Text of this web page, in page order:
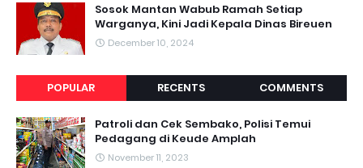
Sosok Mantan Wabub Ramah Setiap
Warganya, Kini Jadi Kepala Dinas Bireuen
December 10, 2024
POPULAR RECENTS COMMENTS
Patroli dan Cek Sembako, Polisi Temui
Pedagang di Keude Amplah
November 11, 2023